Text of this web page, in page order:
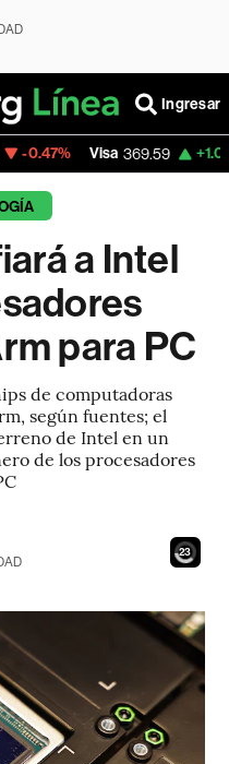
Ingresar
369.59 +1.07%
a Intel
para PC
de computadoras
según fuentes; el
de Intel en un
de los procesadores
21